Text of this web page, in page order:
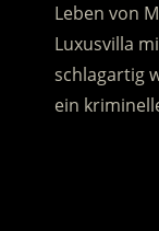
Leben von
Luxusvilla
schlagartig
ein